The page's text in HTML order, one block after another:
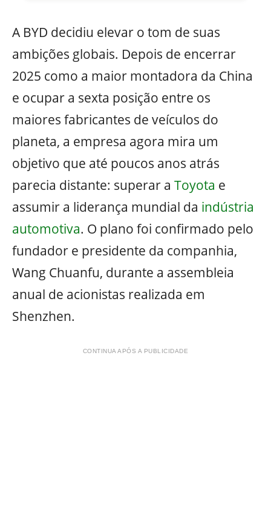
A BYD decidiu elevar o tom de suas
ambições globais. Depois de encerrar
2025 como a maior montadora da China
e ocupar a sexta posição entre os
maiores fabricantes de veículos do
planeta, a empresa agora mira um
objetivo que até poucos anos atrás
parecia distante: superar a Toyota e
assumir a liderança mundial da indústria
automotiva. O plano foi confirmado pelo
fundador e presidente da companhia,
Wang Chuanfu, durante a assembleia
anual de acionistas realizada em
Shenzhen.
CONTINUA APÓS A PUBLICIDADE